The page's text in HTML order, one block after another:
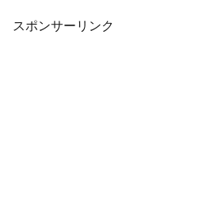
スポンサーリンク